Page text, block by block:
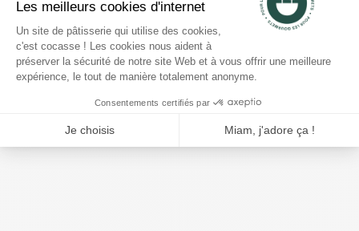
Œuf Pâte de fruit
26,23 €
Ajouter